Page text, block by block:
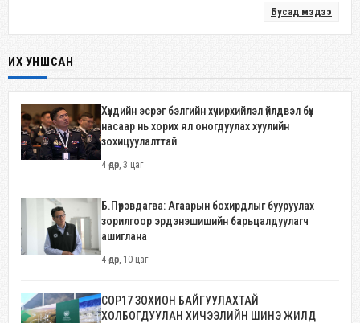
Бусад мэдээ
ИХ УНШСАН
Хүүхдийн эсрэг бэлгийн хүчирхийлэл үйлдвэл бүх
насаар нь хорих ял оногдуулах хуулийн
зохицуулалттай
4 өдөр, 3 цаг
Б.Пүрэвдагва: Агаарын бохирдлыг бууруулах
зорилгоор эрдэнэшишийн барьцалдуулагч
ашиглана
4 өдөр, 10 цаг
COP17 ЗОХИОН БАЙГУУЛАХТАЙ
ХОЛБОГДУУЛАН ХИЧЭЭЛИЙН ШИНЭ ЖИЛД